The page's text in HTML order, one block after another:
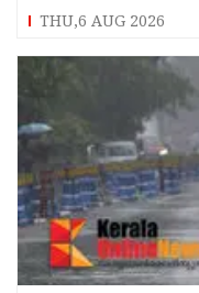
THU,6 AUG 2026